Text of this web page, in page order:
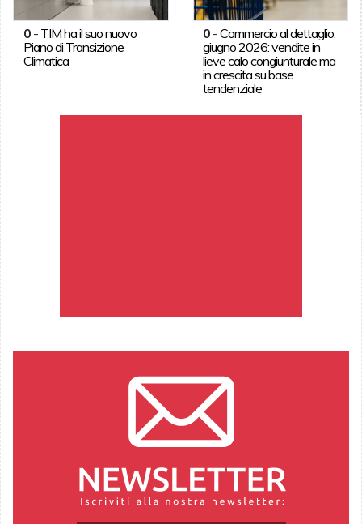
0- TIM ha il suo nuovo
Piano di Transizione
Climatica
0 -Commercio al dettaglio,
giugno 2026: vendite in
lieve calo congiunturale ma
in crescita su base
tendenziale